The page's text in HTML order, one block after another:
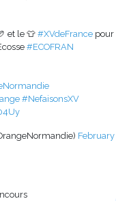
et le 👕#XVdeFrance pour
#ECOFRAN
#NefaisonsXV
February